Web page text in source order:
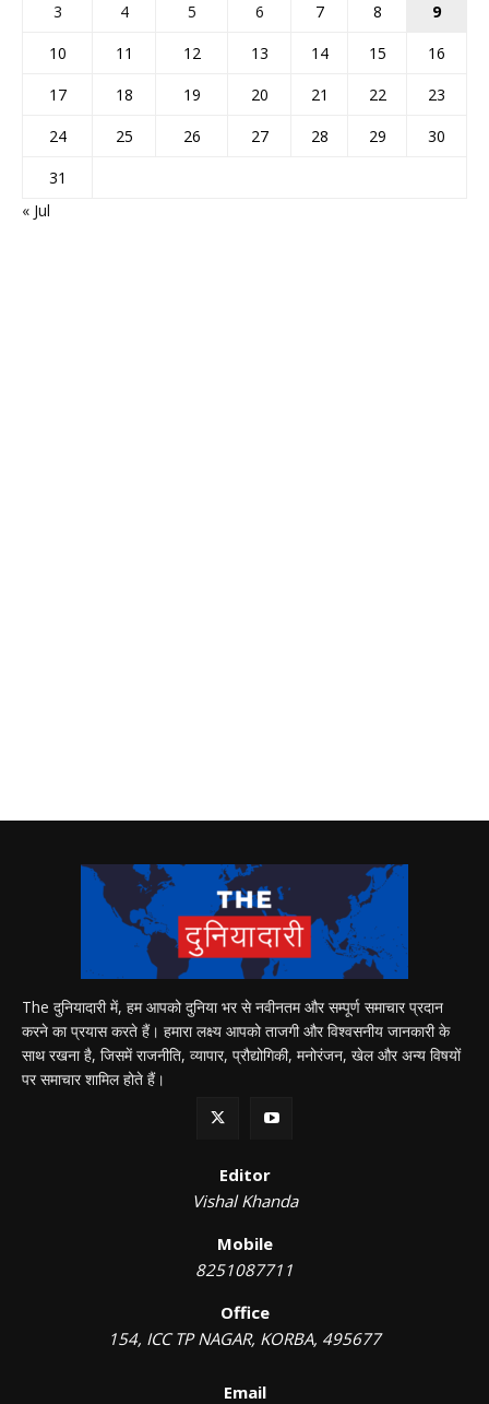
3
4 5 6 7 8
9
10
11 12 13 14 15
16
17
18 19 20 21 22
23
24
25 26 27 28 29
30
31
« Jul
The दुनियादारी में, हम आपको दुनिया भर से नवीनतम और सम्पूर्ण समाचार प्रदान
करने का प्रयास करते हैं। हमारा लक्ष्य आपको ताजगी और विश्वसनीय जानकारी के
साथ रखना है, जिसमें राजनीति, व्यापार, प्रौद्योगिकी, मनोरंजन, खेल और अन्य विषयों
पर समाचार शामिल होते हैं।
Editor
Vishal Khanda
Mobile
8251087711
Office
154, ICC TP NAGAR, KORBA, 495677
Email